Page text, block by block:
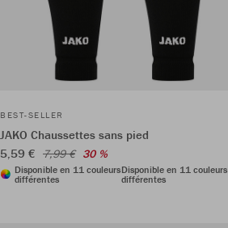
BEST-SELLER
JAKO Chaussettes sans pied
5,59 € 7,99 € 30 %
Disponible en 11 couleurs
différentes
Disponible en 11 couleurs
différentes